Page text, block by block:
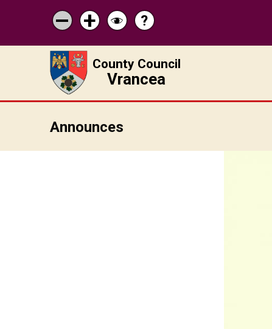
Micșorează
scrisul
Mărește
scrisul
Schimbă
contrastul
Help
?
County Council
Vrancea
Announces